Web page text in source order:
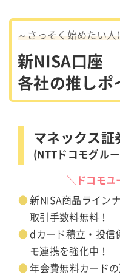
～さっそく始めたい人
新NISA口座
各社の推しポ
マネックス証
(NTTドコモグル
＼ドコモユ
新NISA商品ライン
取引手数料無料！
dカード積立・投信
モ連携を強化中！
年会費無料カード